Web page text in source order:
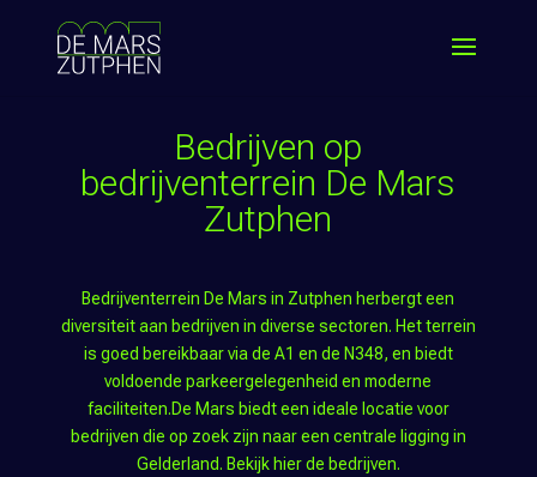
Bedrijven op
bedrijventerrein De Mars
Zutphen
Bedrijventerrein De Mars in Zutphen herbergt een
diversiteit aan bedrijven in diverse sectoren. Het terrein
is goed bereikbaar via de A1 en de N348, en biedt
voldoende parkeergelegenheid en moderne
faciliteiten.De Mars biedt een ideale locatie voor
bedrijven die op zoek zijn naar een centrale ligging in
Gelderland. Bekijk hier de bedrijven.